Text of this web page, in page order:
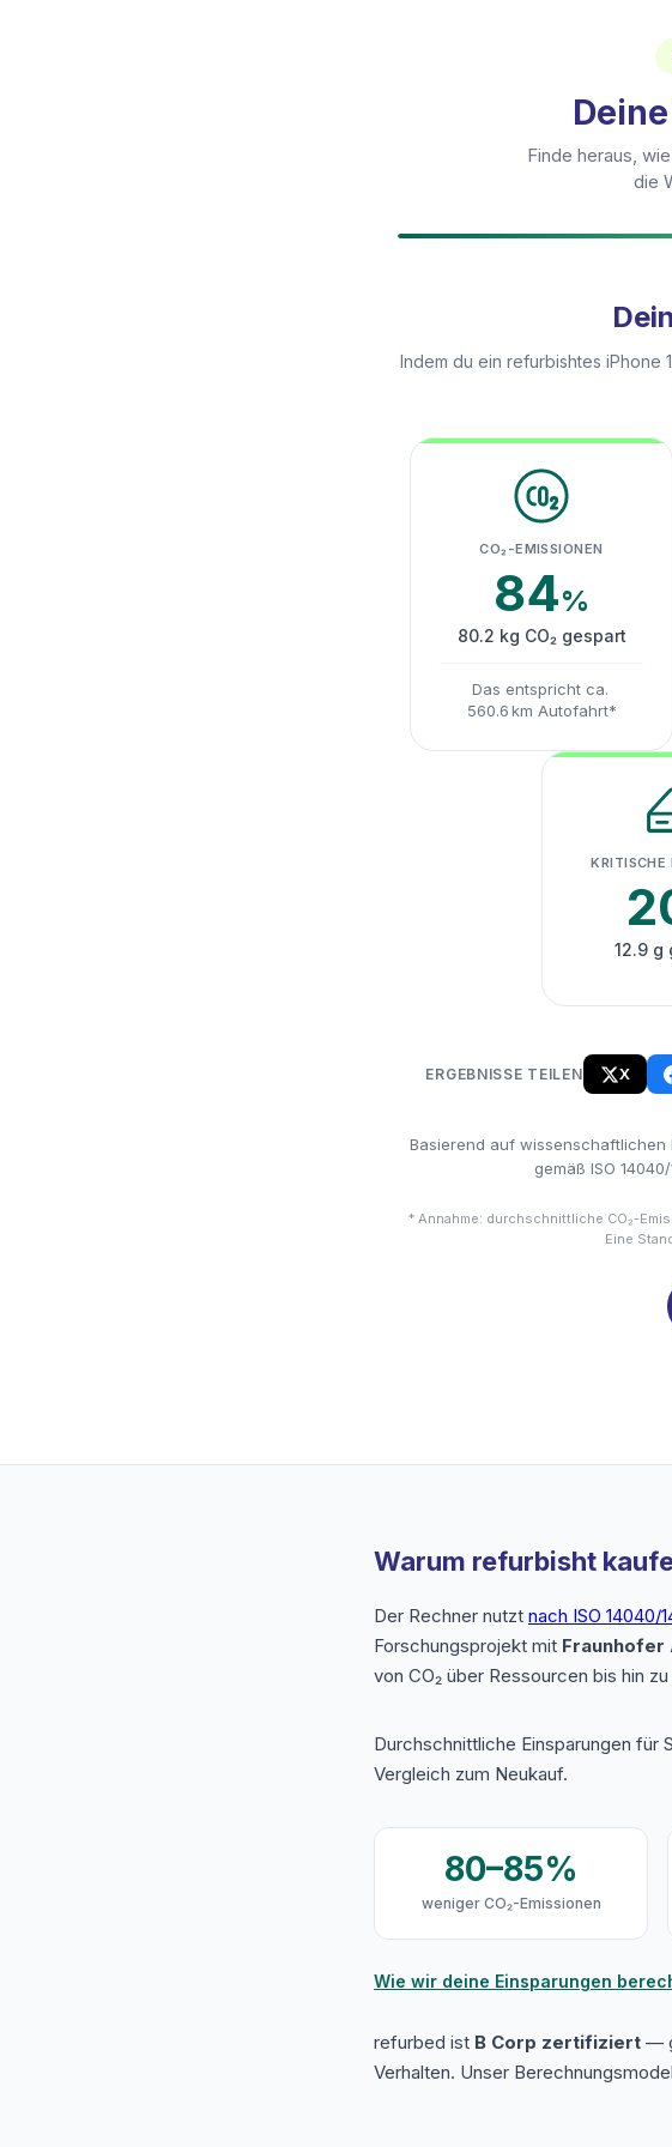
Finde heraus,
die
Indem du ein refurbishtes iPhone
CO₂-EMISSIONEN
84%
80.2 kg CO₂ gespart
Das entspricht ca.
560.6 km Autofahrt*
KRITISCHE
12.9 g
ERGEBNISSE TEILEN X
Basierend auf wissenschaftlichen
gemäß ISO
* Annahme: durchschnittliche CO₂-
Eine
Warum refurbisht
Der Rechner nutzt nach ISO 14040/
Forschungsprojekt mit Fraunhofer
von CO₂ über Ressourcen bis hin
Durchschnittliche Einsparungen für
Vergleich zum Neukauf.
80–85%
weniger CO₂-Emissionen
Wie wir deine Einsparungen
refurbed ist B Corp zertifiziert —
Verhalten. Unser